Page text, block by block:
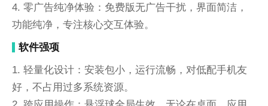
4. 零广告纯净体验：免费版无广告干扰，界面简洁，
功能纯净，专注核心交互体验。
软件强项
1. 轻量化设计：安装包小，运行流畅，对低配手机友
好，不占用过多系统资源。